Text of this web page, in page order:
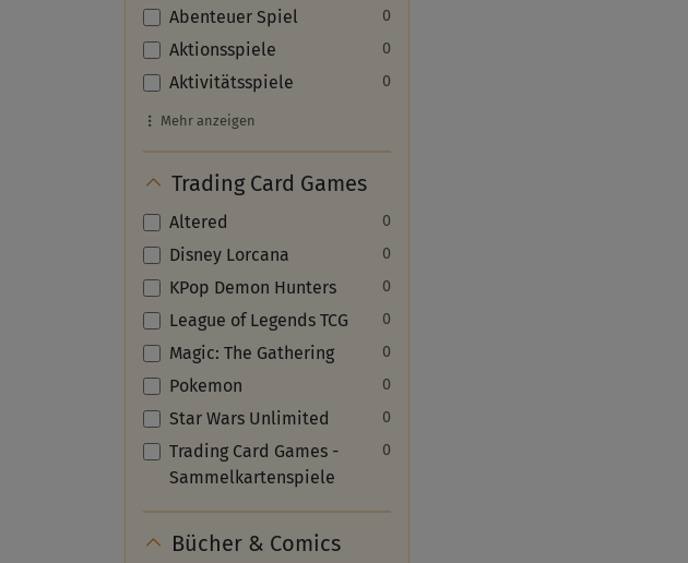
Abenteuer Spiel 0
Aktionsspiele 0
Aktivitätsspiele 0
Mehr anzeigen
Trading Card Games
Altered 0
Disney Lorcana 0
KPop Demon Hunters 0
League of Legends TCG 0
Magic: The Gathering 0
Pokemon 0
Star Wars Unlimited 0
Trading Card Games -
Sammelkartenspiele
0
Bücher & Comics